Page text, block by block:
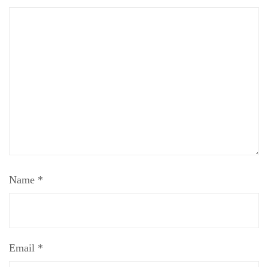
Name *
Email *